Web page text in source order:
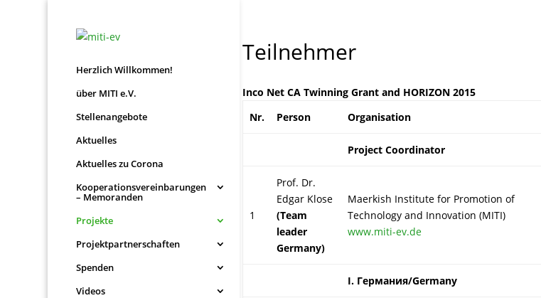
Herzlich Willkommen!
über MITI e.V.
Stellenangebote
Aktuelles
Aktuelles zu Corona
Kooperationsvereinbarungen
– Memoranden
Projekte
Projektpartnerschaften
Spenden
Videos
Teilnehmer
Inco Net CA Twinning Grant and HORIZON 2015
Nr.
Person Organisation
Project Coordinator
1
Prof. Dr.
Edgar Klose
(Team
leader
Germany)
Maerkish Institute for Promotion of
Technology and Innovation (MITI)
www.miti-ev.de
I. Германия/Germany